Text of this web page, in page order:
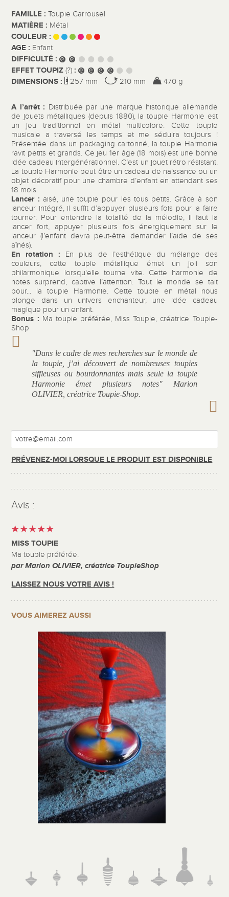
FAMILLE :Toupie Carrousel
MATIÈRE : Métal
COULEUR :
AGE : Enfant
DIFFICULTÉ :
EFFET TOUPIZ(?) :
DIMENSIONS :
257 mm 210 mm 470 g
A l’arrêt : Distribuée par une marque historique allemande
de jouets métalliques (depuis 1880), la toupie Harmonie est
un jeu traditionnel en métal multicolore. Cette toupie
musicale a traversé les temps et me séduira toujours !
Présentée dans un packaging cartonné, la toupie Harmonie
ravit petits et grands. Ce jeu 1er âge (18 mois) est une bonne
idée cadeau intergénérationnel. C’est un jouet rétro résistant.
La toupie Harmonie peut être un cadeau de naissance ou un
objet décoratif pour une chambre d’enfant en attendant ses
18 mois.
Lancer : aisé, une toupie pour les tous petits. Grâce à son
lanceur intégré, il suffit d’appuyer plusieurs fois pour la faire
tourner. Pour entendre la totalité de la mélodie, il faut la
lancer fort, appuyer plusieurs fois énergiquement sur le
lanceur (l’enfant devra peut-être demander l’aide de ses
aînés).
En rotation : En plus de l’esthétique du mélange des
couleurs, cette toupie métallique émet un joli son
philarmonique lorsqu'elle tourne vite. Cette harmonie de
notes surprend, captive l’attention. Tout le monde se tait
pour... la toupie Harmonie. Cette toupie en métal nous
plonge dans un univers enchanteur, une idée cadeau
magique pour un enfant.
Bonus : Ma toupie préférée, Miss Toupie, créatrice Toupie-
Shop
"Dans le cadre de mes recherches sur le monde de
la toupie, j’ai découvert de nombreuses toupies
siffleuses ou bourdonnantes mais seule la toupie
Harmonie émet plusieurs notes" Marion
OLIVIER, créatrice Toupie-Shop.
PRÉVENEZ-MOI LORSQUE LE PRODUIT EST DISPONIBLE
Avis :
MISS TOUPIE
Ma toupie préférée.
par Marion OLIVIER, créatrice ToupieShop
LAISSEZ NOUS VOTRE AVIS !
VOUS AIMEREZ AUSSI